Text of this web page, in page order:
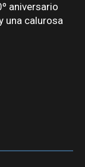
aniversario
una calurosa